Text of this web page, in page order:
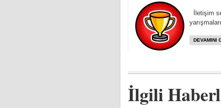
İletişim
DEVAMINI
İlgili